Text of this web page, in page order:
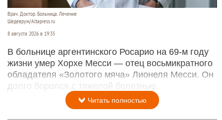
Врач. Доктор. Больница. Лечение
Шедеврум/Altapress.ru
8 августа 2026 в 19:35
В больнице аргентинского Росарио на 69-м году
жизни умер Хорхе Месси — отец восьмикратного
обладателя «Золотого мяча» Лионеля Месси. Он
долго боролся с тяжелой болезнью.
Читать полностью